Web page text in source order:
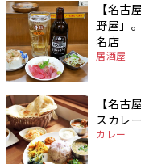
【名古
野屋」
名店
居酒屋
【名古
スカレ
カレー